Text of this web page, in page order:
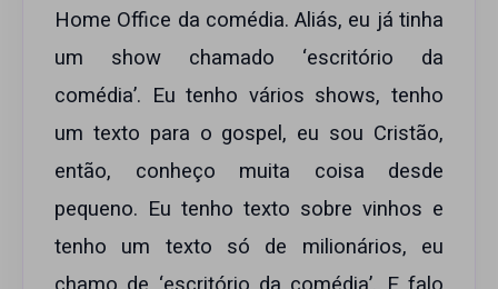
Home Office da comédia. Aliás, eu já tinha
um show chamado ‘escritório da
comédia’. Eu tenho vários shows, tenho
um texto para o gospel, eu sou Cristão,
então, conheço muita coisa desde
pequeno. Eu tenho texto sobre vinhos e
tenho um texto só de milionários, eu